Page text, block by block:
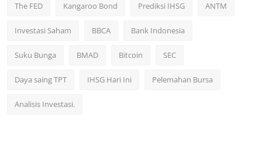
The FED Kangaroo Bond Prediksi IHSG ANTM
Investasi Saham BBCA Bank Indonesia
Suku Bunga BMAD Bitcoin SEC
Daya saing TPT IHSG Hari Ini Pelemahan Bursa
Analisis Investasi.